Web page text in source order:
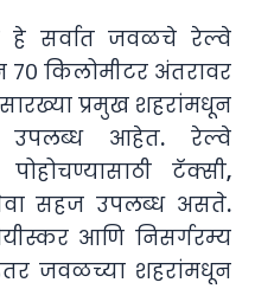
हे सर्वात जवळचे रेल्वे
किलोमीटर अंतरावर
प्रमुख शहरांमधून
उपलब्ध आहेत. रेल्वे
टॅक्सी,
सहज उपलब्ध असते.
आणि निसर्गरम्य
जवळच्या शहरांमधून